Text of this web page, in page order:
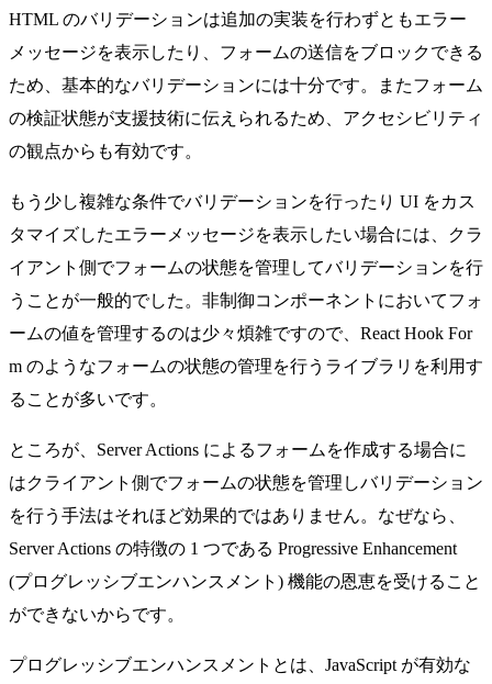
HTML のバリデーションは追加の実装を行わずともエラー
メッセージを表示したり、フォームの送信をブロックできる
ため、基本的なバリデーションには十分です。またフォーム
の検証状態が支援技術に伝えられるため、アクセシビリティ
の観点からも有効です。
もう少し複雑な条件でバリデーションを行ったり UI をカス
タマイズしたエラーメッセージを表示したい場合には、クラ
イアント側でフォームの状態を管理してバリデーションを行
うことが一般的でした。非制御コンポーネントにおいてフォ
ームの値を管理するのは少々煩雑ですので、 React Hook For
m のようなフォームの状態の管理を行うライブラリを利用す
ることが多いです。
ところが、Server Actions によるフォームを作成する場合に
はクライアント側でフォームの状態を管理しバリデーション
を行う手法はそれほど効果的ではありません。なぜなら、
Server Actions の特徴の 1 つである Progressive Enhancement
(プログレッシブエンハンスメント) 機能の恩恵を受けること
ができないからです。
プログレッシブエンハンスメントとは、JavaScript が有効な